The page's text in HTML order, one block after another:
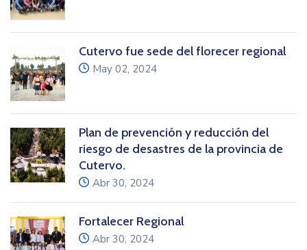
Cutervo fue sede del florecer regional
icon
May 02, 2024
Plan de prevención y reducción del
riesgo de desastres de la provincia de
Cutervo.
icon
Abr 30, 2024
Fortalecer Regional
icon
Abr 30, 2024